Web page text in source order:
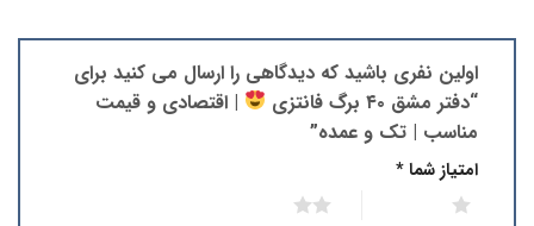
اولین نفری باشید که دیدگاهی را ارسال می کنید برای
“دفتر مشق ۴۰ برگ فانتزی
| اقتصادی و قیمت
مناسب | تک و عمده”
امتیاز شما*